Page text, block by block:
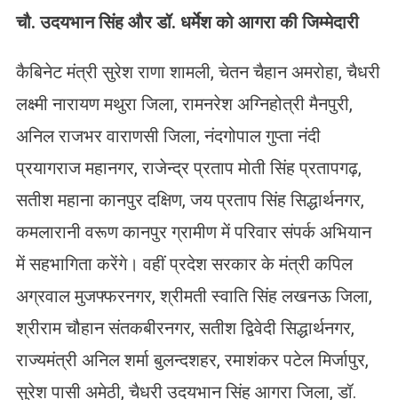
चौ. उदयभान सिंह और डॉ. धर्मेश को आगरा की जिम्मेदारी
कैबिनेट मंत्री सुरेश राणा शामली, चेतन चैहान अमरोहा, चैधरी
लक्ष्मी नारायण मथुरा जिला, रामनरेश अग्निहोत्री मैनपुरी,
अनिल राजभर वाराणसी जिला, नंदगोपाल गुप्ता नंदी
प्रयागराज महानगर, राजेन्द्र प्रताप मोती सिंह प्रतापगढ़,
सतीश महाना कानपुर दक्षिण, जय प्रताप सिंह सिद्धार्थनगर,
कमलारानी वरूण कानपुर ग्रामीण में परिवार संपर्क अभियान
में सहभागिता करेंगे। वहीं प्रदेश सरकार के मंत्री कपिल
अग्रवाल मुजफ्फरनगर, श्रीमती स्वाति सिंह लखनऊ जिला,
श्रीराम चौहान संतकबीरनगर, सतीश द्विवेदी सिद्धार्थनगर,
राज्यमंत्री अनिल शर्मा बुलन्दशहर, रमाशंकर पटेल मिर्जापुर,
सुरेश पासी अमेठी, चैधरी उदयभान सिंह आगरा जिला, डॉ.